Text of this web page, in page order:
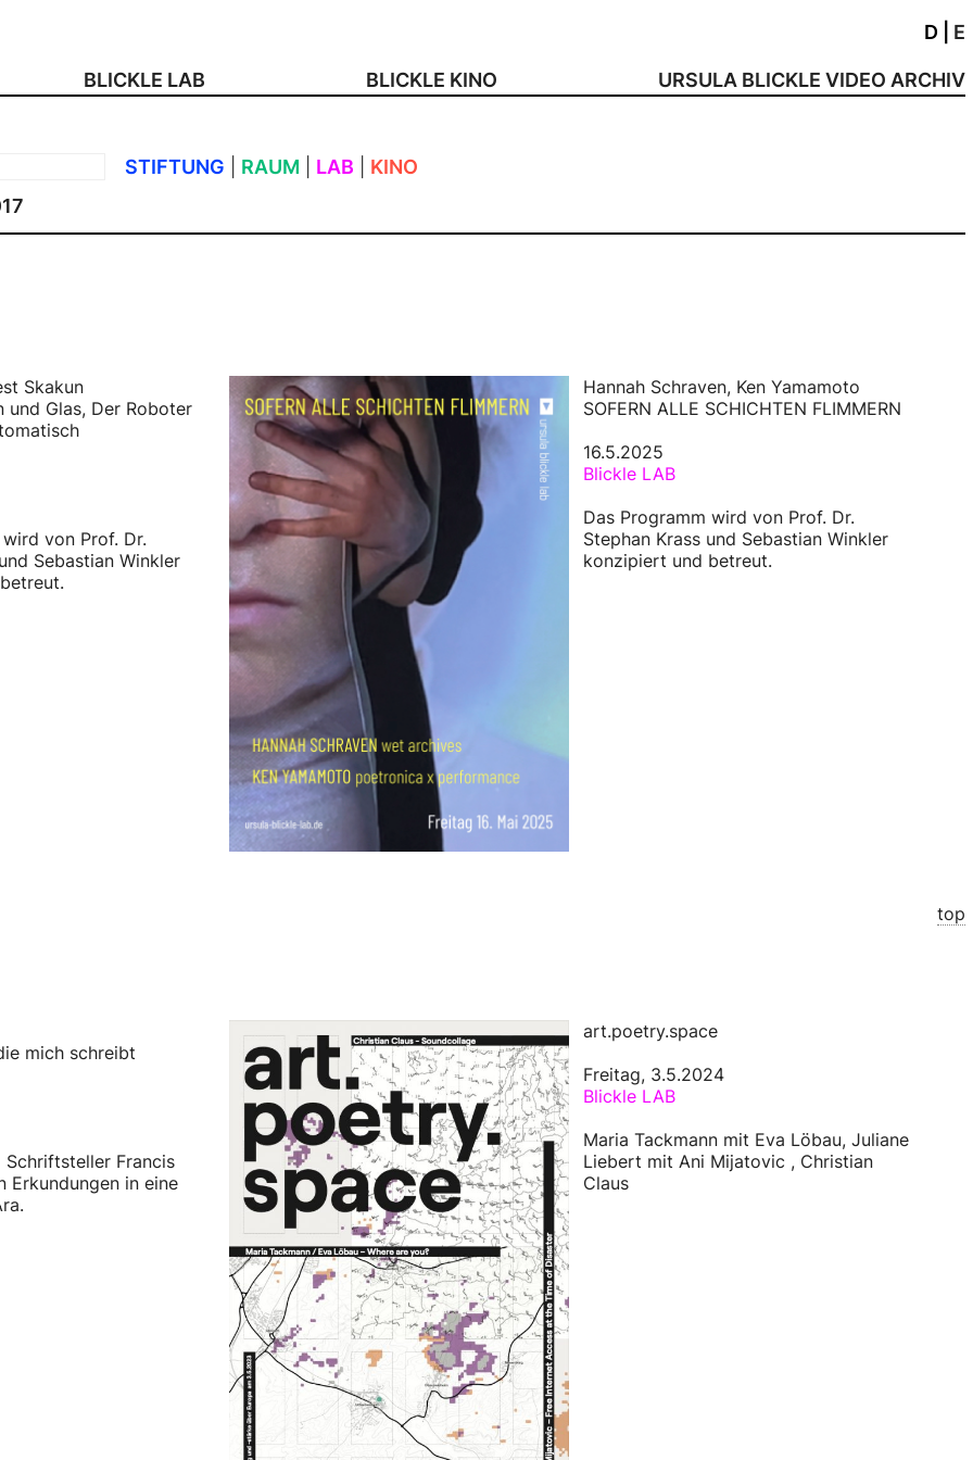
D E
BLICKLE LAB BLICKLE KINO URSULA BLICKLE VIDEO ARCHIV
STIFTUNG RAUM LAB
KINO
Skakun
und Glas, Der Roboter
von Prof. Dr.
Sebastian Winkler
Hannah Schraven, Ken Yamamoto
SOFERN ALLE SCHICHTEN FLIMMERN
16.5.2025
Blickle LAB
Das Programm wird von Prof. Dr.
Stephan Krass und Sebastian Winkler
konzipiert und betreut.
top
mich schreibt
Francis
Erkundungen in eine
art.poetry.space
Freitag, 3.5.2024
Blickle LAB
Maria Tackmann mit Eva Löbau, Juliane
Liebert mit Ani Mijatovic , Christian
Claus